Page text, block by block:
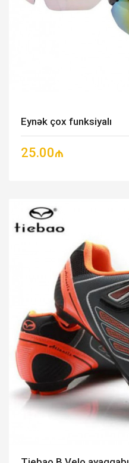
Eynək çox funksiyalı
25.00₼